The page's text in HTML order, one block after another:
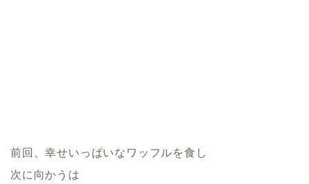
前回、幸せいっぱいなワッフルを食し
次に向かうは